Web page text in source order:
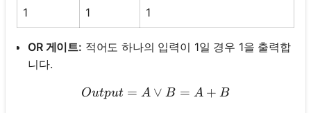
1 1 1
OR 게이트: 적어도 하나의 입력이 1일 경우 1을 출력합
니다.
Output = A \lor B = A +
Output = A ∨ B = A + B